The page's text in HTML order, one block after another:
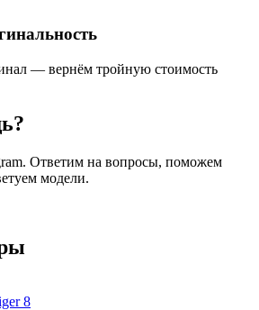
— вернём тройную стоимость
Ответим на вопросы, поможем
модели.
8